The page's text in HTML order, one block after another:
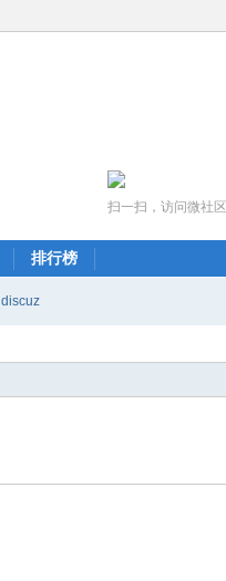
扫一扫，访问微社区
排行榜
discuz